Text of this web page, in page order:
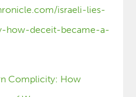
israeli-lies-
how-deceit-became-a-